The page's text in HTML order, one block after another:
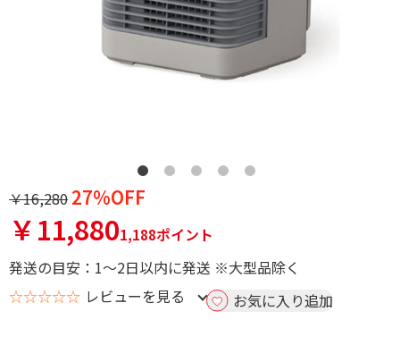
￥16,280 27%OFF
￥11,8801,188ポイント
発送の目安：1～2日以内に発送 ※大型品除く
☆☆☆☆☆ レビューを見る お気に入り追加